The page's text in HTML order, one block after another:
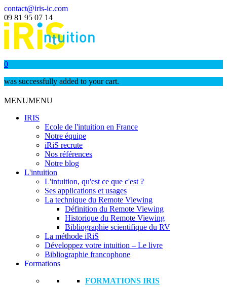
contact@iris-ic.com
09 81 95 07 14
0
was successfully added to your cart.
MENUMENU
IRIS
Ecole de l'intuition en France
Notre équipe
iRiS recrute
Nos références
Notre blog
L'intuition
L'intuition, qu'est ce que c'est ?
Ses applications et usages
La technique du Remote Viewing
Définition du Remote Viewing
Historique du Remote Viewing
Bibliographie scientifique du RV
La méthode iRiS
Développez votre intuition – Le livre
Bibliographie francophone
Formations
FORMATIONS IRIS